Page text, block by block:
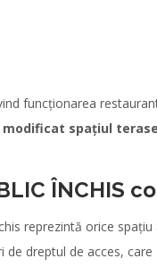
funcționarea
modificat spațiul
ÎNCHIS
reprezintă orice
dreptul de acces, care